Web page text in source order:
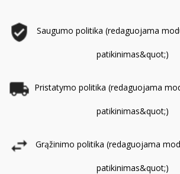
Saugumo politika (redaguojama
patikinimas&quot;)
Pristatymo politika (redaguojama
patikinimas&quot;)
Grąžinimo politika (redaguojama
patikinimas&quot;)